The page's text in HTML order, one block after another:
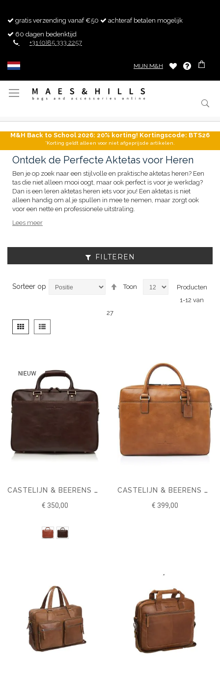
gratis verzending vanaf €50
achteraf betalen mogelijk
60 dagen bedenktijd
+31 (0)85 333 2257
MIJN M&H
Toggle
M&H Back to School 2026: 20% korting! Kortingscode: BTS26
*Korting geldt alleen voor niet afgeprijsde artikelen.
Ontdek de Perfecte Aktetas voor Heren
Ben je op zoek naar een stijlvolle en praktische aktetas heren? Een
tas die niet alleen mooi oogt, maar ook perfect is voor je werkdag?
Dan is een leren aktetas heren iets voor jou! Een aktetas is niet
alleen handig om al je spullen in mee te nemen, maar zorgt ook
voor een nette en professionele uitstraling.
Lees meer
FILTEREN
Sorteer op
Van
Toon
Producten
1-12 van
27
Tonen
als
Foto-
tabel
Lijst
NIEUW
CASTELIJN & BEERENS VERONA BUSINESS RFID LAPTOPTAS 15.6''
€ 350,00
CASTELIJN & BEERENS HERITAGE PETER LAPTOPTAS 15,6 RFID
€ 399,00